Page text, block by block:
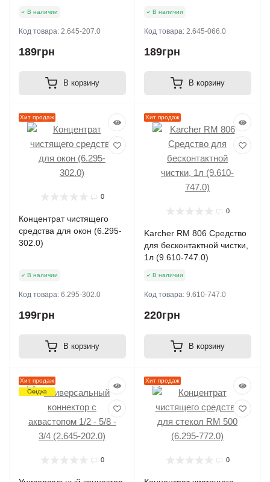
В наличии
Код товара: 2.645-207.0
189грн
В корзину
В наличии
Код товара: 2.645-066.0
189грн
В корзину
Хит продаж
0
Концентрат чистящего
средства для окон (6.295-
302.0)
В наличии
Код товара: 6.295-302.0
199грн
В корзину
Хит продаж
0
Karcher RM 806 Средство
для бесконтактной чистки,
1л (9.610-747.0)
В наличии
Код товара: 9.610-747.0
220грн
В корзину
Хит продаж
Скидка
0
Хит продаж
0